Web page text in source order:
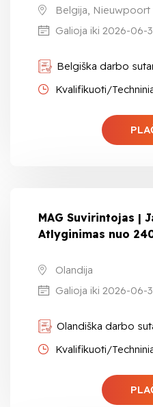
Belgija, Nieuwpoort
Galioja iki 2026-06-
Belgiška darbo
Kvalifikuoti/
MAG Suvirintojas |
Atlyginimas nuo
Olandija
Galioja iki 2026-06-
Olandiška darbo
Kvalifikuoti/